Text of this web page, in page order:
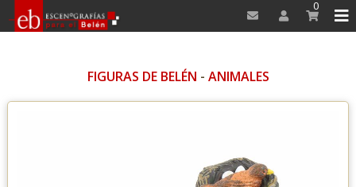
0
FIGURAS DE BELÉN - ANIMALES